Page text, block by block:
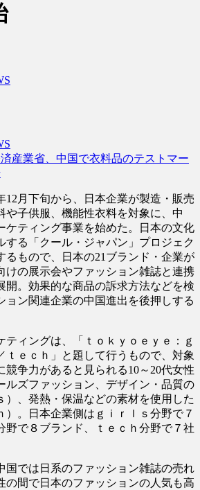
済産業省、中国で衣料品のテストマー
月下旬から、日本企業が製造・販売
や子供服、機能性衣料を対象に、中
ケティング事業を始めた。日本の文化
する「クール・ジャパン」プロジェク
るもので、日本の21ブランド・企業が
けの展示会やファッション雑誌と連携
開。効果的な商品の訴求方法などを検
ョン関連企業の中国進出を後押しする
ィングは、「ｔｏｋｙｏｅｙｅ：ｇ
ｔｅｃｈ」と題して行うもので、対象
競争力があると見られる10～20代女性
ルズファッション、デザイン・品質の
）、発熱・保温などの素材を使用した
）。日本企業側はｇｉｒｌｓ分野で７
野で８ブランド、ｔｅｃｈ分野で７社
では日系のファッション雑誌の売れ
の間で日本のファッションの人気も高